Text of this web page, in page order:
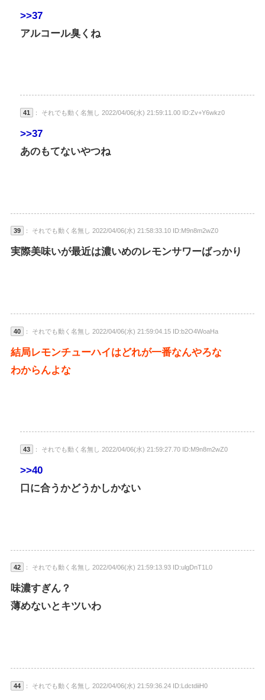
>>37
アルコール臭くね
41 ： それでも動く名無し 2022/04/06(水) 21:59:11.00 ID:Zv+Y6wkz0
>>37
あのもてないやつね
39 ： それでも動く名無し 2022/04/06(水) 21:58:33.10 ID:M9n8m2wZ0
実際美味いが最近は濃いめのレモンサワーばっかり
40 ： それでも動く名無し 2022/04/06(水) 21:59:04.15 ID:b2O4WoaHa
結局レモンチューハイはどれが一番なんやろな
わからんよな
43 ： それでも動く名無し 2022/04/06(水) 21:59:27.70 ID:M9n8m2wZ0
>>40
口に合うかどうかしかない
42 ： それでも動く名無し 2022/04/06(水) 21:59:13.93 ID:ulgDnT1L0
味濃すぎん？
薄めないとキツいわ
44 ： それでも動く名無し 2022/04/06(水) 21:59:36.24 ID:LdctdiiH0